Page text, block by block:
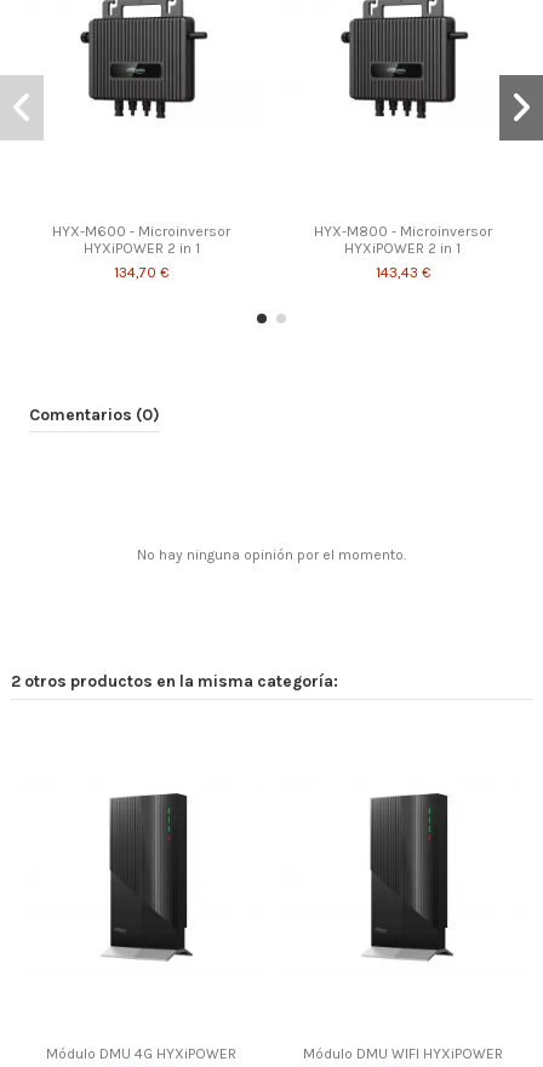
HYX-M600 - Microinversor
HYXiPOWER 2 in 1
134,70 €
HYX-M800 - Microinversor
HYXiPOWER 2 in 1
143,43 €
155,91 €
Comentarios (0)
No hay ninguna opinión por el momento.
2 otros productos en la misma categoría:
Módulo DMU 4G HYXiPOWER
Módulo DMU WIFI HYXiPOWER